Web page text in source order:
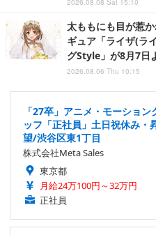
2026.08.08 Sat 15:10
太ももにも目が惹
ギュア「ライザ(ラ
グStyle」が8月7日
2026.08.06 Thu 10:15
「27卒」アニメ・モーショ
ッフ「正社員」土日祝休み
望/渋谷区東1丁目
株式会社Meta Sales
東京都
月給24万100円～32万円
正社員